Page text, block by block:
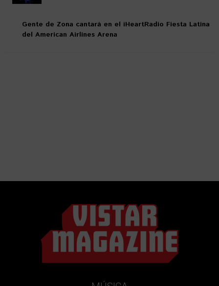
Gente de Zona cantará en el iHeartRadio Fiesta Latina
del American Airlines Arena